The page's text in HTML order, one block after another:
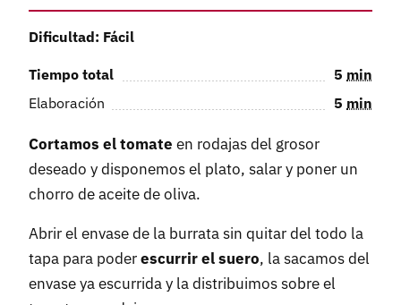
Dificultad: Fácil
Tiempo total 5 min
Elaboración
5 min
Cortamos el tomate en rodajas del grosor
deseado y disponemos el plato, salar y poner un
chorro de aceite de oliva.
Abrir el envase de la burrata sin quitar del todo la
tapa para poderescurrir el suero, la sacamos del
envase ya escurrida y la distribuimos sobre el